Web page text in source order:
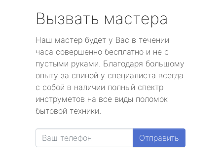
Вызвать мастера
Наш мастер будет у Вас в течении
часа совершенно бесплатно и не с
пустыми руками. Благодаря большому
опыту за спиной у специалиста всегда
с собой в наличии полный спектр
инструметов на все виды поломок
бытовой техники.
Отправить